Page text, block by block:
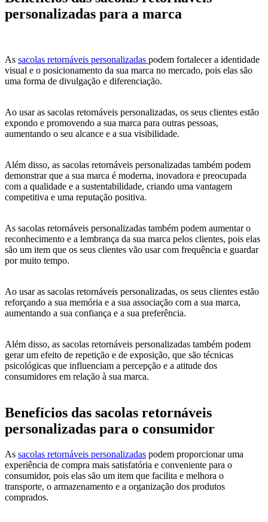
personalizadas para a marca
As sacolas retornáveis personalizadas podem fortalecer a identidade
visual e o posicionamento da sua marca no mercado, pois elas são
uma forma de divulgação e diferenciação.
Ao usar as sacolas retornáveis personalizadas, os seus clientes estão
expondo e promovendo a sua marca para outras pessoas,
aumentando o seu alcance e a sua visibilidade.
Além disso, as sacolas retornáveis personalizadas também podem
demonstrar que a sua marca é moderna, inovadora e preocupada
com a qualidade e a sustentabilidade, criando uma vantagem
competitiva e uma reputação positiva.
As sacolas retornáveis personalizadas também podem aumentar o
reconhecimento e a lembrança da sua marca pelos clientes, pois elas
são um item que os seus clientes vão usar com frequência e guardar
por muito tempo.
Ao usar as sacolas retornáveis personalizadas, os seus clientes estão
reforçando a sua memória e a sua associação com a sua marca,
aumentando a sua confiança e a sua preferência.
Além disso, as sacolas retornáveis personalizadas também podem
gerar um efeito de repetição e de exposição, que são técnicas
psicológicas que influenciam a percepção e a atitude dos
consumidores em relação à sua marca.
Benefícios das sacolas retornáveis
personalizadas para o consumidor
As sacolas retornáveis personalizadas podem proporcionar uma
experiência de compra mais satisfatória e conveniente para o
consumidor, pois elas são um item que facilita e melhora o
transporte, o armazenamento e a organização dos produtos
comprados.